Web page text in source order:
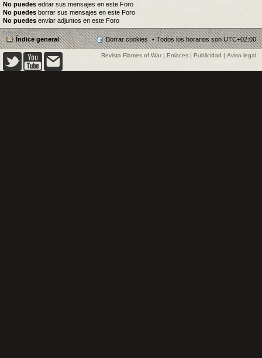
No puedes editar sus mensajes en este Foro
No puedes borrar sus mensajes en este Foro
No puedes enviar adjuntos en este Foro
Índice general Todos los horarios sonUTC+02:00
Borrar cookies
Revista Flames of War | Enlaces | Publicidad | Aviso legal